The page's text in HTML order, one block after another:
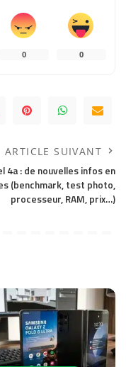
0 0
ARTICLE SUIVANT
4a : de nouvelles infos en
(benchmark, test photo,
processeur, RAM, prix…)